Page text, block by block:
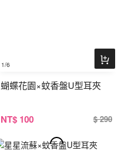
1/6
蝴蝶花園×蚊香盤U型耳夾
NT$ 100 $ 290